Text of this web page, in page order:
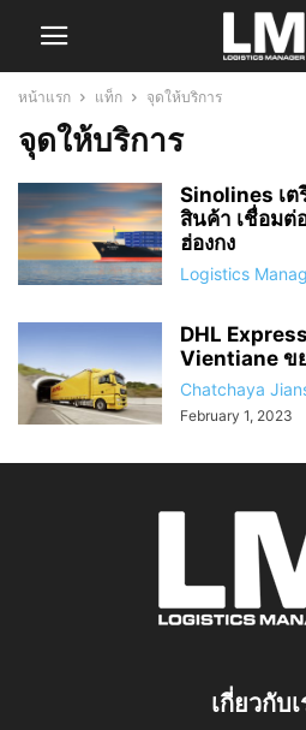
หน้าแรก แท็ก จุดให้บริการ
จุดให้บริการ
Sinolines เต
สินค้า เชื่อมต่
ฮ่องกง
Logistics
DHL
Vientiane ข
Chatchaya
February 1, 2023
เกี่ยวกับ